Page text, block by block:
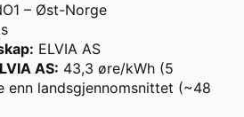
– Øst-Norge
: ELVIA AS
AS: 43,3 øre/kWh (5
enn landsgjennomsnittet (~48